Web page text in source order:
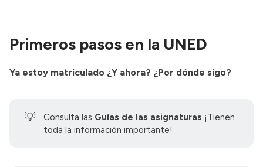
Primeros pasos en la UNED
Ya estoy matriculado ¿Y ahora? ¿Por dónde sigo?
💡 Consulta las Guías de las asignaturas ¡Tienen
toda la información importante!